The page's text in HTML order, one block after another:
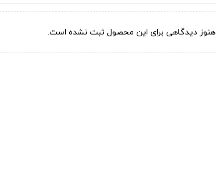
هنوز دیدگاهی برای این محصول ثبت نشده است.